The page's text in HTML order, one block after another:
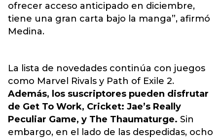
ofrecer acceso anticipado en diciembre,
tiene una gran carta bajo la manga”, afirmó
Medina.
La lista de novedades continúa con juegos
como Marvel Rivals y Path of Exile 2.
Además, los suscriptores pueden disfrutar
de Get To Work, Cricket: Jae’s Really
Peculiar Game, y The Thaumaturge. Sin
embargo, en el lado de las despedidas, ocho